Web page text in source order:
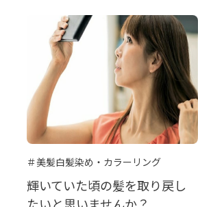
＃美髪白髪染め・カラーリング
輝いていた頃の髪を取り戻し